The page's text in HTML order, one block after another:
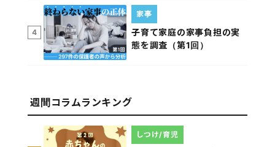
4
子育て家庭の家事負担の実
態を調査（第1回）
家事
週間コラムランキング
しつけ/育児